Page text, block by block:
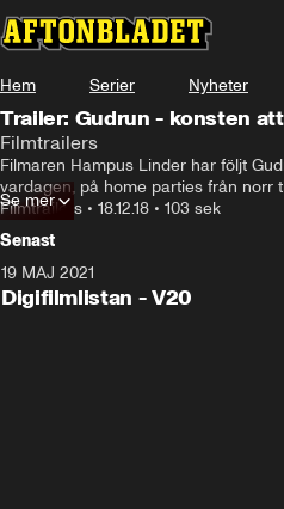
Hem Serier Nyheter
Trailer: Gudrun - konsten
Filmtrailers
Filmaren Hampus Linder har följt
vardagen, på home parties från norr
Lesbos och i EU-parlamentet,
med dottern. Filmen ger en inblick i
övertygelse. Uppväxten med en
Socialhögskolan under 68-vågen
ledde henne till partiledarposten och
Filmtrailers • 18.12.18 • 103 sek
Se mer
Senast
19 MAJ 2021
Digifilmlistan - V20